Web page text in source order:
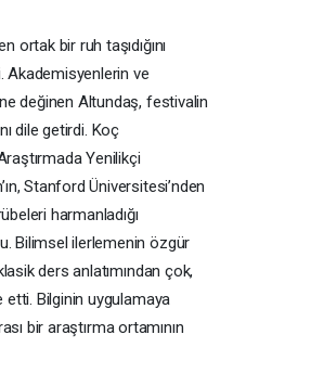
bir ruh taşıdığını
Akademisyenlerin ve
değinen Altundaş, festivalin
dile getirdi. Koç
Yenilikçi
Stanford Üniversitesi’nden
harmanladığı
Bilimsel ilerlemenin özgür
ders anlatımından çok,
Bilginin uygulamaya
bir araştırma ortamının